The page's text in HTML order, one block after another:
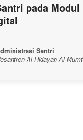
pada Modul
Santri
Al-Hidayah Al-